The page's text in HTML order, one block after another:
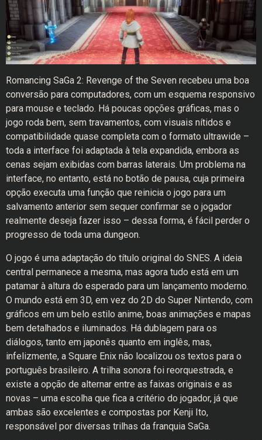
Romancing SaGa 2: Revenge of the Seven recebeu uma boa
conversão para computadores, com um esquema responsivo
para mouse e teclado. Há poucas opções gráficas, mas o
jogo roda bem, sem travamentos, com visuais nítidos e
compatibilidade quase completa com o formato ultrawide –
toda a interface foi adaptada à tela expandida, embora as
cenas sejam exibidas com barras laterais. Um problema na
interface, no entanto, está no botão de pausa, cuja primeira
opção executa uma função que reinicia o jogo para um
salvamento anterior sem sequer confirmar se o jogador
realmente deseja fazer isso – dessa forma, é fácil perder o
progresso de toda uma dungeon.
O jogo é uma adaptação do título original do SNES. A ideia
central permanece a mesma, mas agora tudo está em um
patamar à altura do esperado para um lançamento moderno.
O mundo está em 3D, em vez do 2D do Super Nintendo, com
gráficos em um belo estilo anime, boas animações e mapas
bem detalhados e iluminados. Há dublagem para os
diálogos, tanto em japonês quanto em inglês, mas,
infelizmente, a Square Enix não localizou os textos para o
português brasileiro. A trilha sonora foi reorquestrada, e
existe a opção de alternar entre as faixas originais e as
novas – uma escolha que fica a critério do jogador, já que
ambas são excelentes e compostas por Kenji Ito,
responsável por diversas trilhas da franquia SaGa.